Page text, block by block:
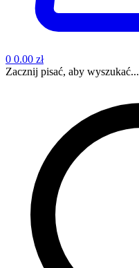
0 0.00 zł
Zacznij pisać, aby wyszukać...